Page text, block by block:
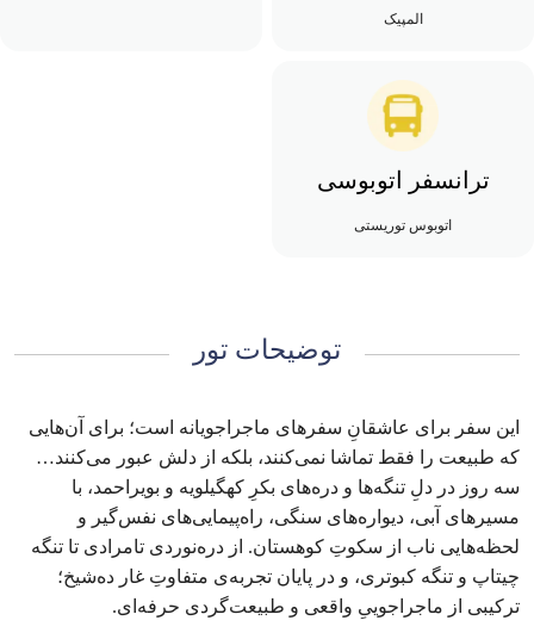
المپیک
ترانسفر اتوبوسی
اتوبوس توریستی
توضیحات تور
این سفر برای عاشقانِ سفرهای ماجراجویانه است؛ برای آن‌هایی
که طبیعت را فقط تماشا نمی‌کنند، بلکه از دلش عبور می‌کنند…
سه روز در دلِ تنگه‌ها و دره‌های بکرِ کهگیلویه و بویراحمد، با
مسیرهای آبی، دیواره‌های سنگی، راه‌پیمایی‌های نفس‌گیر و
لحظه‌هایی ناب از سکوتِ کوهستان. از دره‌نوردی تامرادی تا تنگه
چیتاپ و تنگه کبوتری، و در پایان تجربه‌ی متفاوتِ غار ده‌شیخ؛
ترکیبی از ماجراجوییِ واقعی و طبیعت‌گردی حرفه‌ای.